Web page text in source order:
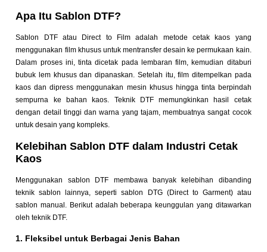
Apa Itu Sablon DTF?
Sablon DTF atau Direct to Film adalah metode cetak kaos yang
menggunakan film khusus untuk mentransfer desain ke permukaan kain.
Dalam proses ini, tinta dicetak pada lembaran film, kemudian ditaburi
bubuk lem khusus dan dipanaskan. Setelah itu, film ditempelkan pada
kaos dan dipress menggunakan mesin khusus hingga tinta berpindah
sempurna ke bahan kaos. Teknik DTF memungkinkan hasil cetak
dengan detail tinggi dan warna yang tajam, membuatnya sangat cocok
untuk desain yang kompleks.
Kelebihan Sablon DTF dalam Industri Cetak
Kaos
Menggunakan sablon DTF membawa banyak kelebihan dibanding
teknik sablon lainnya, seperti sablon DTG (Direct to Garment) atau
sablon manual. Berikut adalah beberapa keunggulan yang ditawarkan
oleh teknik DTF.
1. Fleksibel untuk Berbagai Jenis Bahan